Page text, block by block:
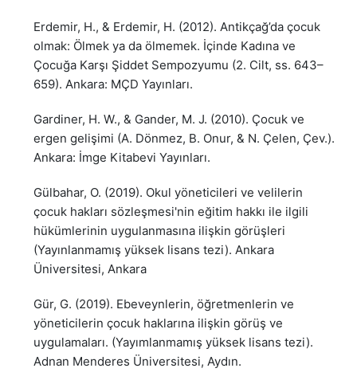
Erdemir, H., & Erdemir, H. (2012). Antikçağ’da çocuk
olmak: Ölmek ya da ölmemek. İçinde Kadına ve
Çocuğa Karşı Şiddet Sempozyumu (2. Cilt, ss. 643–
659). Ankara: MÇD Yayınları.
Gardiner, H. W., & Gander, M. J. (2010). Çocuk ve
ergen gelişimi (A. Dönmez, B. Onur, & N. Çelen, Çev.).
Ankara: İmge Kitabevi Yayınları.
Gülbahar, O. (2019). Okul yöneticileri ve velilerin
çocuk hakları sözleşmesi'nin eğitim hakkı ile ilgili
hükümlerinin uygulanmasına ilişkin görüşleri
(Yayınlanmamış yüksek lisans tezi). Ankara
Üniversitesi, Ankara
Gür, G. (2019). Ebeveynlerin, öğretmenlerin ve
yöneticilerin çocuk haklarına ilişkin görüş ve
uygulamaları. (Yayımlanmamış yüksek lisans tezi).
Adnan Menderes Üniversitesi, Aydın.